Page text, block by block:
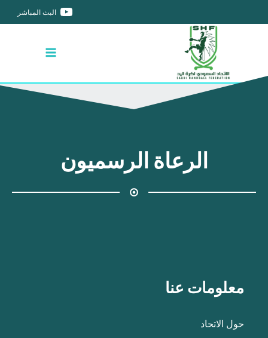
البث المباشر
الرعاة الرسميون
معلومات عنا
حول الاتحاد